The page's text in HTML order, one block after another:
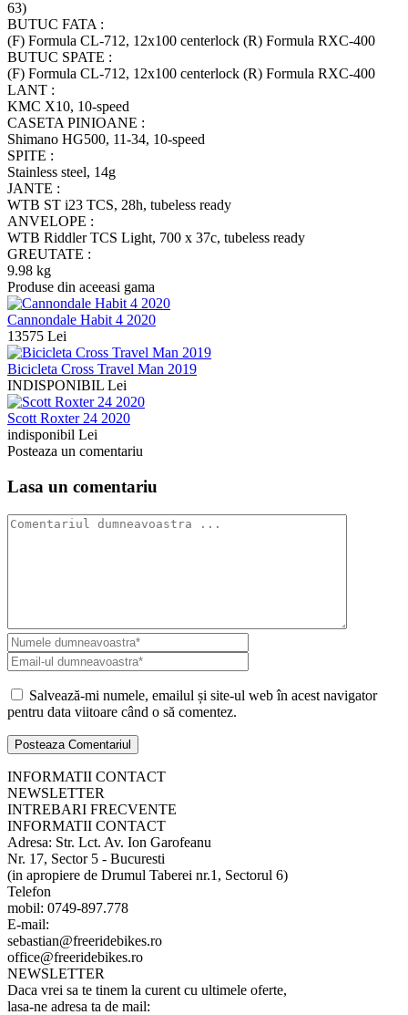
63)
BUTUC FATA :
(F) Formula CL-712, 12x100 centerlock (R) Formula RXC-400
BUTUC SPATE :
(F) Formula CL-712, 12x100 centerlock (R) Formula RXC-400
LANT :
KMC X10, 10-speed
CASETA PINIOANE :
Shimano HG500, 11-34, 10-speed
SPITE :
Stainless steel, 14g
JANTE :
WTB ST i23 TCS, 28h, tubeless ready
ANVELOPE :
WTB Riddler TCS Light, 700 x 37c, tubeless ready
GREUTATE :
9.98 kg
Produse din aceeasi gama
Cannondale Habit 4 2020
13575 Lei
Bicicleta Cross Travel Man 2019
INDISPONIBIL Lei
Scott Roxter 24 2020
indisponibil Lei
Posteaza un comentariu
Lasa un comentariu
Salvează-mi numele, emailul și site-ul web în acest navigator
pentru data viitoare când o să comentez.
INFORMATII CONTACT
NEWSLETTER
INTREBARI FRECVENTE
INFORMATII CONTACT
Adresa: Str. Lct. Av. Ion Garofeanu
Nr. 17, Sector 5 - Bucuresti
(in apropiere de Drumul Taberei nr.1, Sectorul 6)
Telefon
mobil: 0749-897.778
E-mail:
sebastian@freeridebikes.ro
office@freeridebikes.ro
NEWSLETTER
Daca vrei sa te tinem la curent cu ultimele oferte,
lasa-ne adresa ta de mail: